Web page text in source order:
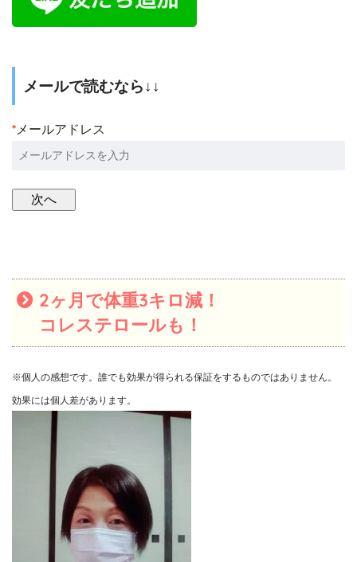
メールで読むなら↓↓
*メールアドレス
2ヶ月で体重3キロ減！
コレステロールも！
※個人の感想です。誰でも効果が得られる保証をするものではありません。
効果には個人差があります。